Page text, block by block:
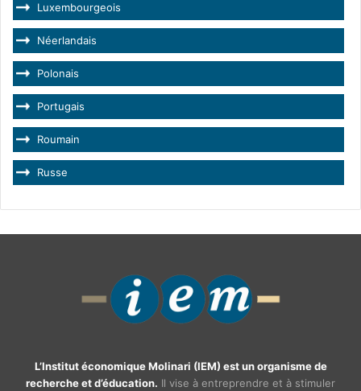
Luxembourgeois
Néerlandais
Polonais
Portugais
Roumain
Russe
L’Institut économique Molinari (IEM) est un organisme de
recherche et d’éducation. Il vise à entreprendre et à stimuler